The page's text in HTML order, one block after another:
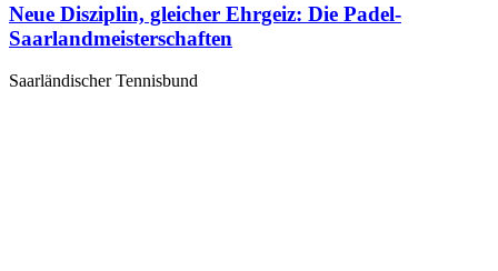
Neue Disziplin, gleicher Ehrgeiz: Die Padel-
Saarlandmeisterschaften
Saarländischer Tennisbund